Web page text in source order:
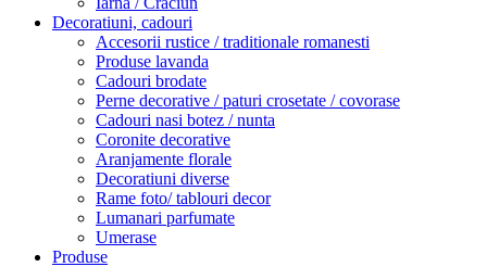
Decoratiuni, cadouri
Accesorii rustice / traditionale romanesti
Produse lavanda
Cadouri brodate
Perne decorative / paturi crosetate / covorase
Cadouri nasi botez / nunta
Coronite decorative
Aranjamente florale
Decoratiuni diverse
Rame foto/ tablouri decor
Lumanari parfumate
Umerase
Produse